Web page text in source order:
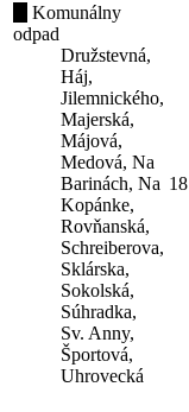
Komunálny
odpad
Družstevná,
Háj,
Jilemnického,
Majerská,
Májová,
Medová, Na
Barinách, Na
Kopánke,
Rovňanská,
Schreiberova,
Sklárska,
Sokolská,
Súhradka,
Sv. Anny,
Športová,
Uhrovecká
18